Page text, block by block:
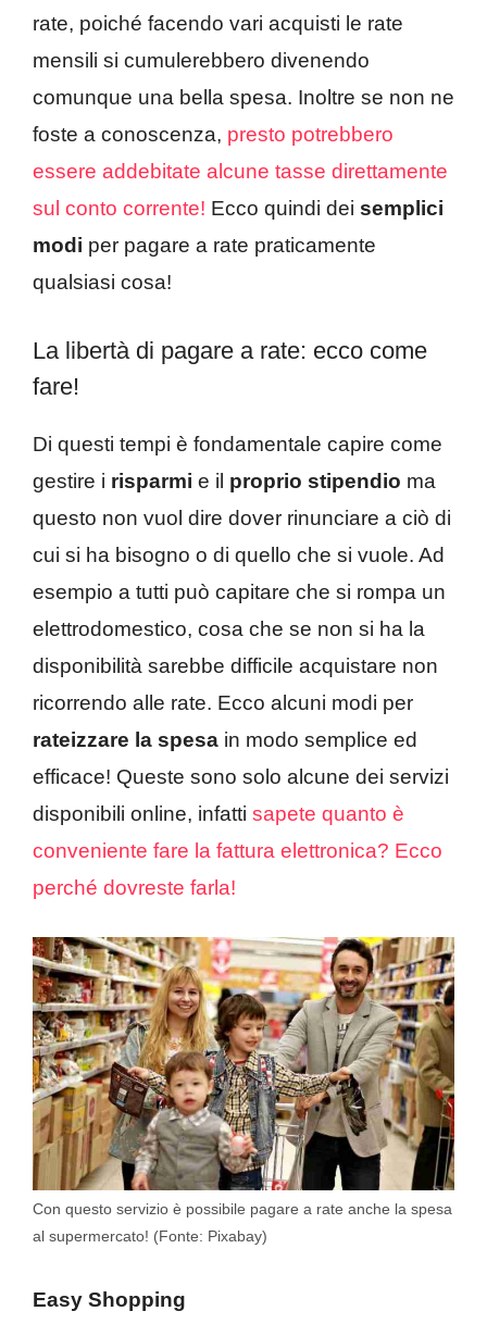
rate, poiché facendo vari acquisti le rate
mensili si cumulerebbero divenendo
comunque una bella spesa. Inoltre se non ne
foste a conoscenza, presto potrebbero
essere addebitate alcune tasse direttamente
sul conto corrente! Ecco quindi dei semplici
modi per pagare a rate praticamente
qualsiasi cosa!
La libertà di pagare a rate: ecco come
fare!
Di questi tempi è fondamentale capire come
gestire i risparmi e il proprio stipendio ma
questo non vuol dire dover rinunciare a ciò di
cui si ha bisogno o di quello che si vuole. Ad
esempio a tutti può capitare che si rompa un
elettrodomestico, cosa che se non si ha la
disponibilità sarebbe difficile acquistare non
ricorrendo alle rate. Ecco alcuni modi per
rateizzare la spesa in modo semplice ed
efficace! Queste sono solo alcune dei servizi
disponibili online, infatti sapete quanto è
conveniente fare la fattura elettronica? Ecco
perché dovreste farla!
Con questo servizio è possibile pagare a rate anche la spesa
al supermercato! (Fonte: Pixabay)
Easy Shopping